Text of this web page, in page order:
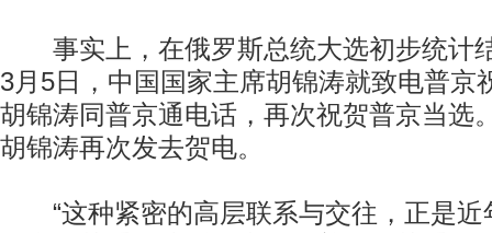
事实上，在俄罗斯总统大选初步统计
3月5日，中国国家主席胡锦涛就致电普京
胡锦涛同普京通电话，再次祝贺普京当选
胡锦涛再次发去贺电。
“这种紧密的高层联系与交往，正是近